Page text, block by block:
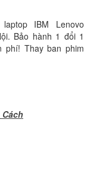
IBM Lenovo
Bảo hành 1 đổi 1
phí! Thay ban phim